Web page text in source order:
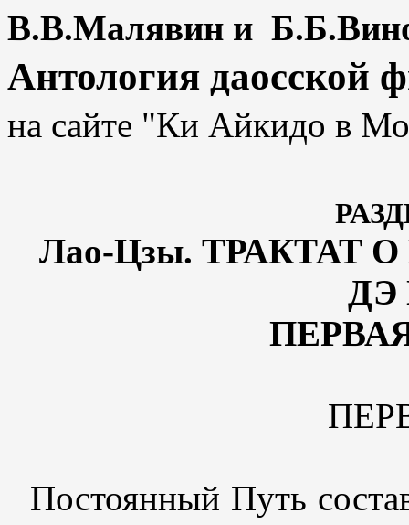
В.В.Малявин и
Антология даосской
на сайте "Ки Айкидо в
Лао-Цзы. ТРАКТАТ
ДЭ
Постоянный Путь